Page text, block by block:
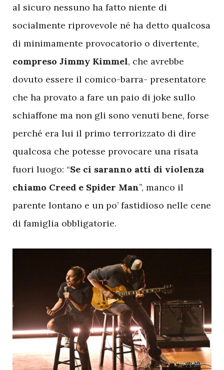
al sicuro nessuno ha fatto niente di
socialmente riprovevole né ha detto qualcosa
di minimamente provocatorio o divertente,
compreso Jimmy Kimmel, che avrebbe
dovuto essere il comico-barra- presentatore
che ha provato a fare un paio di joke sullo
schiaffone ma non gli sono venuti bene, forse
perché era lui il primo terrorizzato di dire
qualcosa che potesse provocare una risata
fuori luogo: “Se ci saranno atti di violenza
chiamo Creed e Spider Man”, manco il
parente lontano e un po’ fastidioso nelle cene
di famiglia obbligatorie.